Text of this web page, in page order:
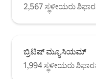
2,567 ಸ್ಥಳೀಯರು
ಬ್ರಿಟಿಷ್ ಮ್ಯೂಸಿಯಮ್
1,994 ಸ್ಥಳೀಯರು